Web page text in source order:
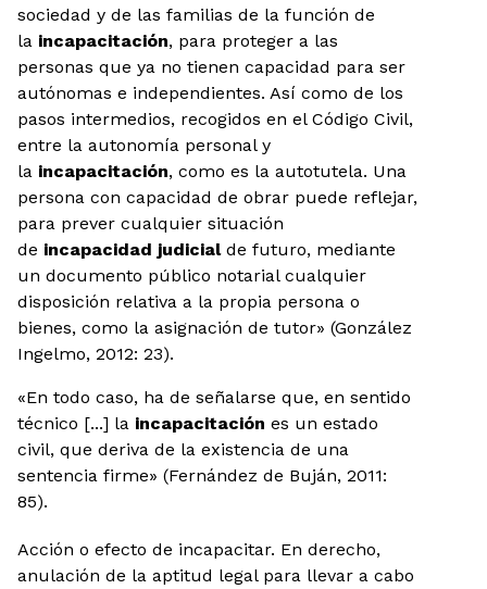
sociedad y de las familias de la función de
la incapacitación, para proteger a las
personas que ya no tienen capacidad para ser
autónomas e independientes. Así como de los
pasos intermedios, recogidos en el Código Civil,
entre la autonomía personal y
la incapacitación, como es la autotutela. Una
persona con capacidad de obrar puede reflejar,
para prever cualquier situación
de incapacidad judicialde futuro, mediante
un documento público notarial cualquier
disposición relativa a la propia persona o
bienes, como la asignación de tutor» (González
Ingelmo, 2012: 23).
«En todo caso, ha de señalarse que, en sentido
técnico [...] la incapacitación es un estado
civil, que deriva de la existencia de una
sentencia firme» (Fernández de Buján, 2011:
85).
Acción o efecto de incapacitar. En derecho,
anulación de la aptitud legal para llevar a cabo